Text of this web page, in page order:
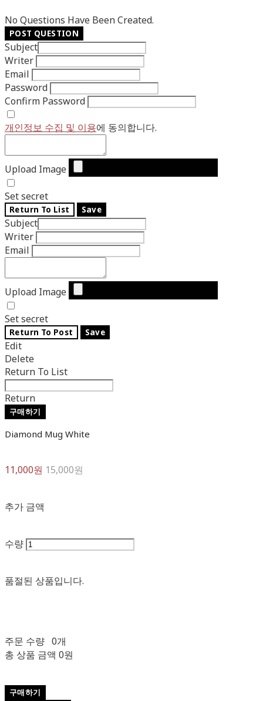
No Questions Have Been Created.
POST QUESTION
Subject
Writer
Email
Password
Confirm Password
개인정보 수집 및 이용에 동의합니다.
Upload Image
Set secret
Return To List Save
Subject
Writer
Email
Upload Image
Set secret
Return To Post Save
Edit
Delete
Return To List
Return
구매하기
Diamond Mug White
11,000원 15,000원
추가 금액
수량
품절된 상품입니다.
주문 수량 0개
총 상품 금액 0원
구매하기